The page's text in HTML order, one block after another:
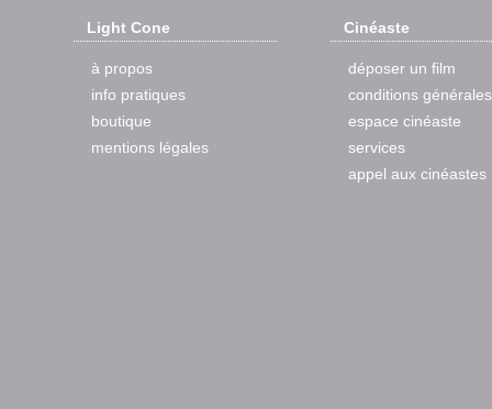
Light Cone
à propos
info pratiques
boutique
mentions légales
Cinéaste
déposer un film
conditions générales
espace cinéaste
services
appel aux cinéastes